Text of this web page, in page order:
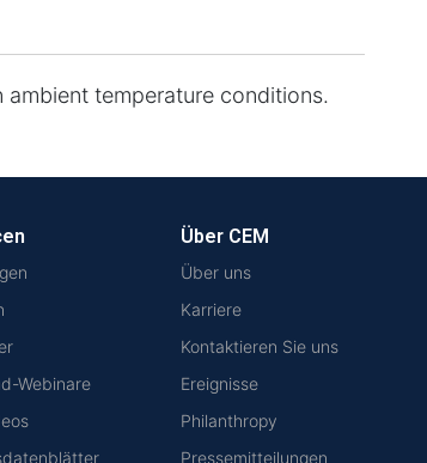
temperature conditions.
Webinare
Über CEM
Über uns
Karriere
Kontaktieren Sie uns
Ereignisse
Philanthropy
Pressemitteilungen